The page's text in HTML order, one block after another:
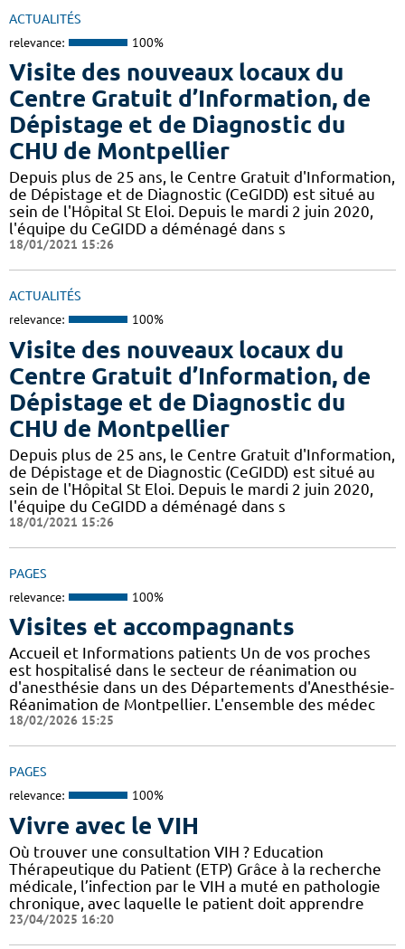
ACTUALITÉS
relevance: 100%
Visite des nouveaux locaux du
Centre Gratuit d’Information, de
Dépistage et de Diagnostic du
CHU de Montpellier
Depuis plus de 25 ans, le Centre Gratuit d'Information,
de Dépistage et de Diagnostic (CeGIDD) est situé au
sein de l'Hôpital St Eloi. Depuis le mardi 2 juin 2020,
l'équipe du CeGIDD a déménagé dans s
18/01/2021 15:26
ACTUALITÉS
relevance: 100%
Visite des nouveaux locaux du
Centre Gratuit d’Information, de
Dépistage et de Diagnostic du
CHU de Montpellier
Depuis plus de 25 ans, le Centre Gratuit d'Information,
de Dépistage et de Diagnostic (CeGIDD) est situé au
sein de l'Hôpital St Eloi. Depuis le mardi 2 juin 2020,
l'équipe du CeGIDD a déménagé dans s
18/01/2021 15:26
PAGES
relevance: 100%
Visites et accompagnants
Accueil et Informations patients Un de vos proches
est hospitalisé dans le secteur de réanimation ou
d'anesthésie dans un des Départements d'Anesthésie-
Réanimation de Montpellier. L'ensemble des médec
18/02/2026 15:25
PAGES
relevance: 100%
Vivre avec le VIH
Où trouver une consultation VIH ? Education
Thérapeutique du Patient (ETP) Grâce à la recherche
médicale, l’infection par le VIH a muté en pathologie
chronique, avec laquelle le patient doit apprendre
23/04/2025 16:20